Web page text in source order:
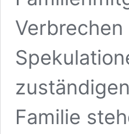
Familie